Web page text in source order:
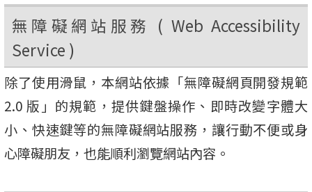
無障礙網站服務 ( Web Accessibility
Service )
除了使用滑鼠，本網站依據「無障礙網頁開發規範
2.0 版」的規範，提供鍵盤操作、即時改變字體大
小、快速鍵等的無障礙網站服務，讓行動不便或身
心障礙朋友，也能順利瀏覽網站內容。